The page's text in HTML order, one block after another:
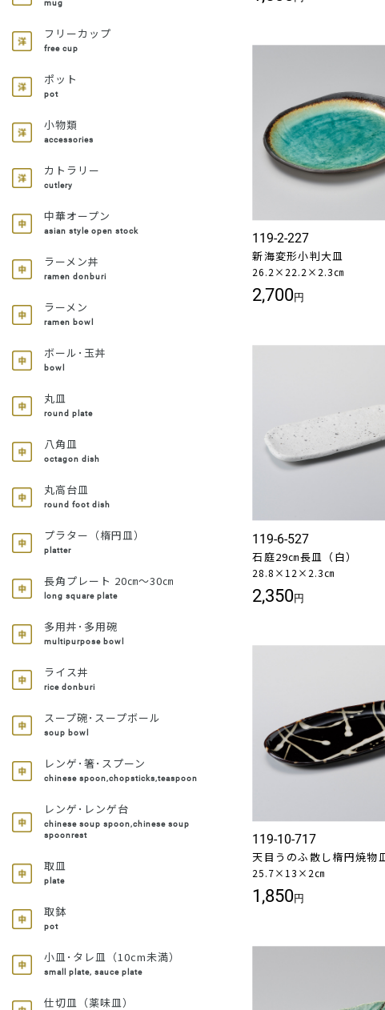
mug
フリーカップ
free cup
ポット
pot
小物類
accessories
カトラリー
cutlery
中華オープン
asian style open stock
ラーメン丼
ramen donburi
ラーメン
ramen bowl
ボール･玉丼
bowl
丸皿
round plate
八角皿
octagon dish
丸高台皿
round foot dish
プラター（楕円皿）
platter
長角プレート 20㎝～30㎝
long square plate
多用丼･多用碗
multipurpose bowl
ライス丼
rice donburi
スープ碗･スープボール
soup bowl
レンゲ･箸･スプーン
chinese spoon,chopsticks,teaspoon
レンゲ･レンゲ台
chinese soup spoon,chinese soup
spoonrest
取皿
plate
取鉢
pot
小皿･タレ皿（10cm未満）
small plate, sauce plate
仕切皿（薬味皿）
119-2-227
新海変形小判大皿
26.2×22.2×2.3㎝
2,700円
119-6-527
石庭29㎝長皿（白）
28.8×12×2.3㎝
2,350円
119-10-717
天目うのふ散し楕円焼物
25.7×13×2㎝
1,850円